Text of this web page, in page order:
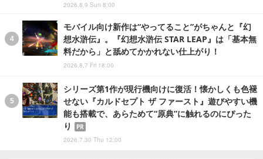
2026.8.9 Sun 8:00
モバイル向け新作は“やってること”がちゃんと『幻
想水滸伝』。『幻想水滸伝 STAR LEAP』は「基本無
料だから」と舐めてかかれない仕上がり！
2026.8.7 Fri 18:00
シリーズ第1作が現行機向けに復活！懐かしくも色褪
せない『カルドセプト ザ ファースト』遊びやすい機
能も搭載で、あらためて“原典”に触れるのにぴった
り
PR
2026.7.30 Thu 12:00